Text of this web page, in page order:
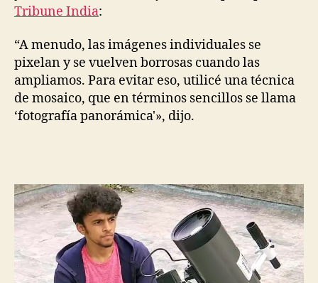
Tribune India:
“A menudo, las imágenes individuales se
pixelan y se vuelven borrosas cuando las
ampliamos. Para evitar eso, utilicé una técnica
de mosaico, que en términos sencillos se llama
‘fotografía panorámica'», dijo.